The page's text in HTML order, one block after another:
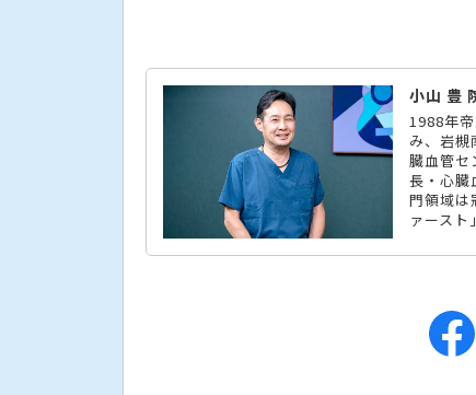
小山 豊
1988年
み、岩
臓血管セ
長・心臓
門領域は
ァースト